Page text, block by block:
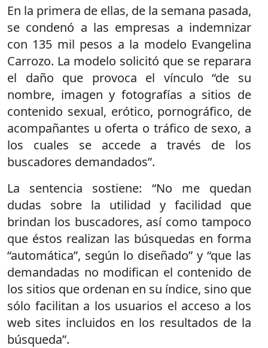
En la primera de ellas, de la semana pasada,
se condenó a las empresas a indemnizar
con 135 mil pesos a la modelo Evangelina
Carrozo. La modelo solicitó que se reparara
el daño que provoca el vínculo “de su
nombre, imagen y fotografías a sitios de
contenido sexual, erótico, pornográfico, de
acompañantes u oferta o tráfico de sexo, a
los cuales se accede a través de los
buscadores demandados”.
La sentencia sostiene: “No me quedan
dudas sobre la utilidad y facilidad que
brindan los buscadores, así como tampoco
que éstos realizan las búsquedas en forma
“automática”, según lo diseñado” y “que las
demandadas no modifican el contenido de
los sitios que ordenan en su índice, sino que
sólo facilitan a los usuarios el acceso a los
web sites incluidos en los resultados de la
búsqueda”.